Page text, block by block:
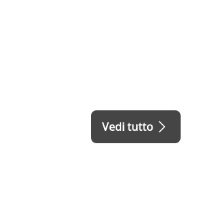
Vedi tutto